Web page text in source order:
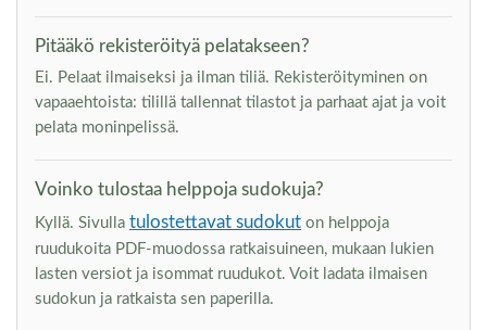
Pitääkö rekisteröityä pelatakseen?
Ei. Pelaat ilmaiseksi ja ilman tiliä. Rekisteröityminen on
vapaaehtoista: tilillä tallennat tilastot ja parhaat ajat ja voit
pelata moninpelissä.
Voinko tulostaa helppoja sudokuja?
Kyllä. Sivulla tulostettavat sudokut on helppoja
ruudukoita PDF-muodossa ratkaisuineen, mukaan lukien
lasten versiot ja isommat ruudukot. Voit ladata ilmaisen
sudokun ja ratkaista sen paperilla.